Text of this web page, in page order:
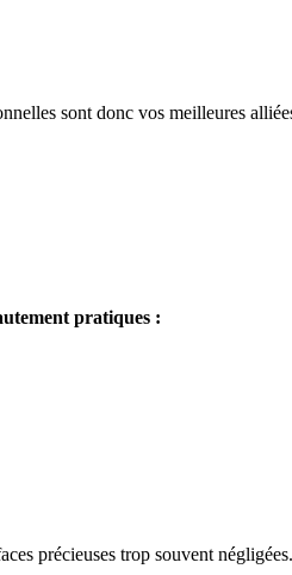
sont donc vos meilleures
pratiques :
précieuses trop souvent négligées.